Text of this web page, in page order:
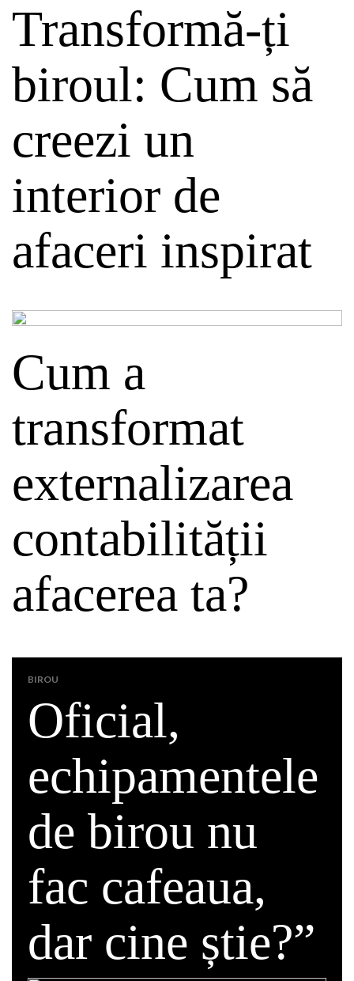
Transformă-ți
biroul: Cum să
creezi un
interior de
afaceri inspirat
Cum a
transformat
externalizarea
contabilității
afacerea ta?
Oficial,
echipamentele
de birou nu
fac cafeaua,
dar cine știe?”
BIROU